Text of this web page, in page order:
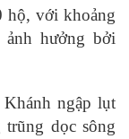
hộ, với khoảng
hưởng bởi
ngập lụt
trũng dọc sông